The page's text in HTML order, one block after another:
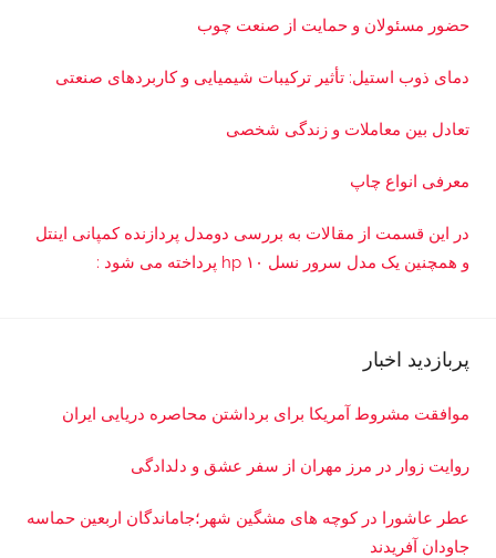
حضور مسئولان و حمایت از صنعت چوب
دمای ذوب استیل: تأثیر ترکیبات شیمیایی و کاربردهای صنعتی
تعادل بین معاملات و زندگی شخصی
معرفی انواع چاپ
در این قسمت از مقالات به بررسی دو‌مدل پردازنده کمپانی اینتل
و همچنین یک مدل سرور نسل ۱۰ hp پرداخته می شود :
پربازدید اخبار
موافقت مشروط آمریکا برای برداشتن محاصره دریایی ایران
روایت زوار در مرز مهران از سفر عشق و دلدادگی
عطر عاشورا در کوچه های مشگین شهر؛جاماندگان اربعین حماسه
جاودان آفریدند